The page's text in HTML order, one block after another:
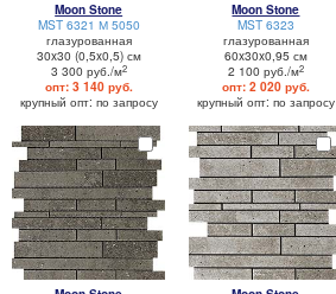
Moon Stone
MST 6321 М 5050
глазурованная
30x30 (0,5x0,5) см
3 300 руб./м2
опт: 3 140 руб.
крупный опт: по запросу
Moon Stone
MST 6323
глазурованная
60x30x0,95 см
2 100 руб./м2
опт: 2 020 руб.
крупный опт: по запросу